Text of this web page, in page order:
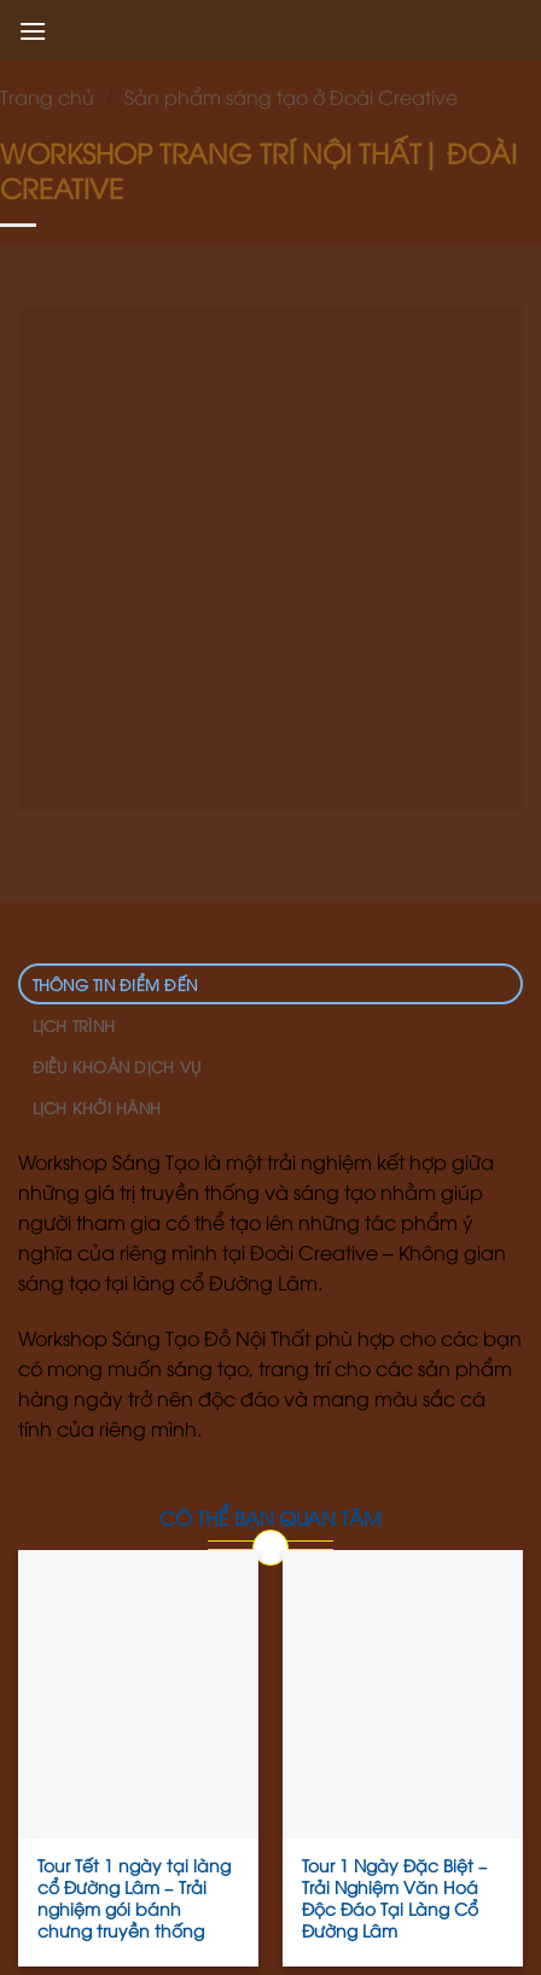
Trang chủ Sản phẩm sáng tạo ở Đoài Creative
WORKSHOP TRANG TRÍ NỘI THẤT| ĐOÀI
CREATIVE
THÔNG TIN ĐIỂM ĐẾN
LỊCH TRÌNH
ĐIỀU KHOẢN DỊCH VỤ
LỊCH KHỞI HÀNH
Workshop Sáng Tạo là một trải nghiệm kết hợp giữa
những giá trị truyền thống và sáng tạo nhằm giúp
người tham gia có thể tạo lên những tác phẩm ý
nghĩa của riêng mình tại Đoài Creative – Không gian
sáng tạo tại làng cổ Đường Lâm.
Workshop Sáng Tạo Đồ Nội Thất phù hợp cho các bạn
có mong muốn sáng tạo, trang trí cho các sản phẩm
hàng ngày trở nên độc đáo và mang màu sắc cá
tính của riêng mình.
CÓ THỂ BẠN QUAN TÂM
Tour Tết 1 ngày tại làng
cổ Đường Lâm – Trải
nghiệm gói bánh
chưng truyền thống
Tour 1 Ngày Đặc Biệt –
Trải Nghiệm Văn Hoá
Độc Đáo Tại Làng Cổ
Đường Lâm